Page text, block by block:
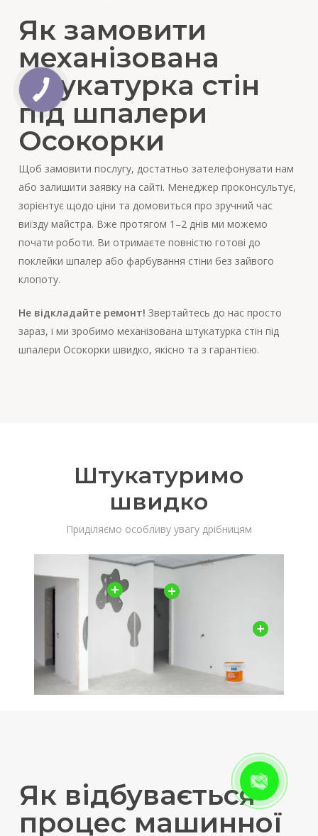
Як замовити
механізована
штукатурка стін
під шпалери
Осокорки
Щоб замовити послугу, достатньо зателефонувати нам
або залишити заявку на сайті. Менеджер проконсультує,
зорієнтує щодо ціни та домовиться про зручний час
виїзду майстра. Вже протягом 1–2 днів ми можемо
почати роботи. Ви отримаєте повністю готові до
поклейки шпалер або фарбування стіни без зайвого
клопоту.
Не відкладайте ремонт! Звертайтесь до нас просто
зараз, і ми зробимо механізована штукатурка стін під
шпалери Осокорки швидко, якісно та з гарантією.
Штукатуримо
швидко
Приділяємо особливу увагу дрібницям
Як відбувається
процес машинної